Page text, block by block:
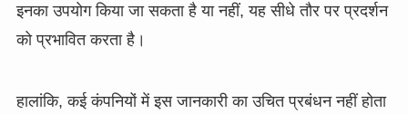
इनका उपयोग किया जा सकता है या नहीं, यह सीधे तौर पर प्रदर्शन
को प्रभावित करता है।
हालांकि, कई कंपनियों में इस जानकारी का उचित प्रबंधन नहीं होता